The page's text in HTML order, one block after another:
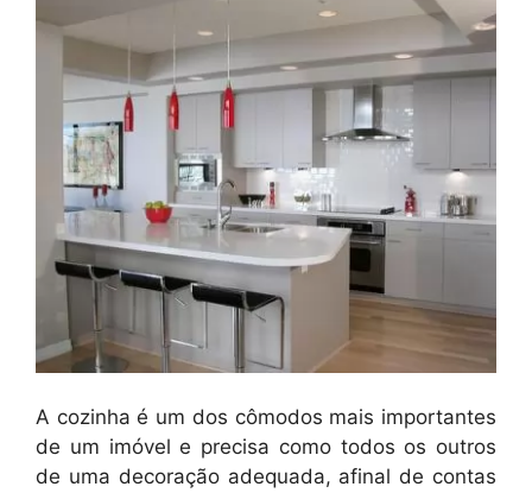
A cozinha é um dos cômodos mais importantes
de um imóvel e precisa como todos os outros
de uma decoração adequada, afinal de contas